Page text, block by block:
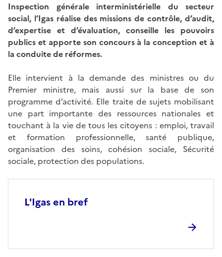
Inspection générale interministérielle du secteur
social, l’Igas réalise des missions de contrôle, d’audit,
d’expertise et d’évaluation, conseille les pouvoirs
publics et apporte son concours à la conception et à
la conduite de réformes.
Elle intervient à la demande des ministres ou du
Premier ministre, mais aussi sur la base de son
programme d’activité. Elle traite de sujets mobilisant
une part importante des ressources nationales et
touchant à la vie de tous les citoyens : emploi, travail
et formation professionnelle, santé publique,
organisation des soins, cohésion sociale, Sécurité
sociale, protection des populations.
L'Igas en bref